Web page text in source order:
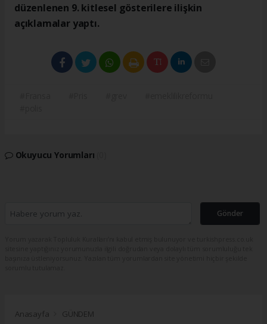
düzenlenen 9. kitlesel gösterilere ilişkin
açıklamalar yaptı.
Okuyucu Yorumları
Gönder
Anasayfa GÜNDEM